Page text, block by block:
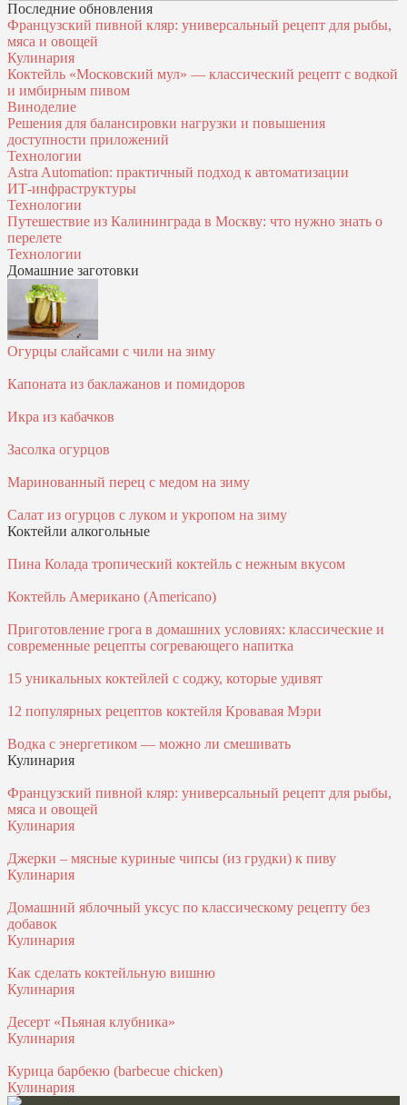
Последние обновления
Французский пивной кляр: универсальный рецепт для рыбы,
мяса и овощей
Кулинария
Коктейль «Московский мул» — классический рецепт с водкой
и имбирным пивом
Виноделие
Решения для балансировки нагрузки и повышения
доступности приложений
Технологии
Astra Automation: практичный подход к автоматизации
ИТ‑инфраструктуры
Технологии
Путешествие из Калининграда в Москву: что нужно знать о
перелете
Технологии
Домашние заготовки
Огурцы слайсами с чили на зиму
Капоната из баклажанов и помидоров
Икра из кабачков
Засолка огурцов
Маринованный перец с медом на зиму
Салат из огурцов с луком и укропом на зиму
Коктейли алкогольные
Пина Колада тропический коктейль с нежным вкусом
Коктейль Американо (Americano)
Приготовление грога в домашних условиях: классические и
современные рецепты согревающего напитка
15 уникальных коктейлей с соджу, которые удивят
12 популярных рецептов коктейля Кровавая Мэри
Водка с энергетиком — можно ли смешивать
Кулинария
Французский пивной кляр: универсальный рецепт для рыбы,
мяса и овощей
Кулинария
Джерки – мясные куриные чипсы (из грудки) к пиву
Кулинария
Домашний яблочный уксус по классическому рецепту без
добавок
Кулинария
Как сделать коктейльную вишню
Кулинария
Десерт «Пьяная клубника»
Кулинария
Курица барбекю (barbecue chicken)
Кулинария